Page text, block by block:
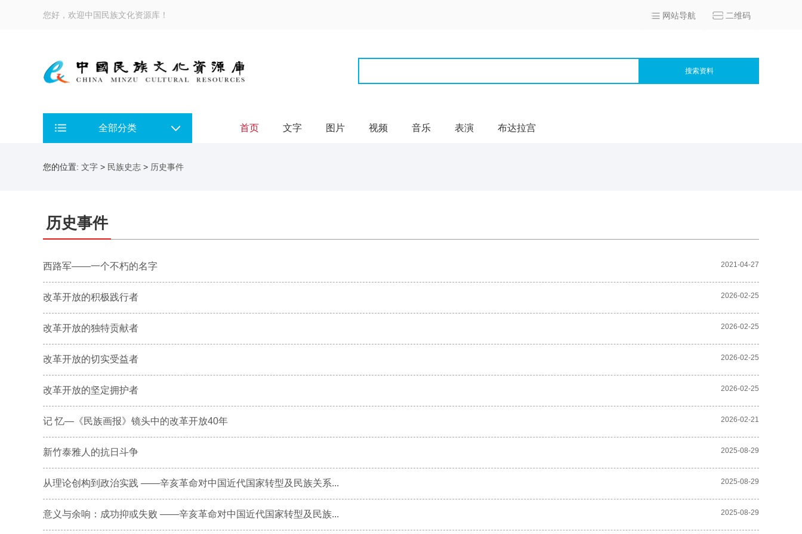
您好，欢迎中国民族文化资源库！ 网站导航 二维码
搜索资料
全部分类 首页 文字 图片 视频 音乐 表演 布达拉宫
您的位置: 文字 > 民族史志 > 历史事件
历史事件
西路军——一个不朽的名字 2021-04-27
改革开放的积极践行者 2026-02-25
改革开放的独特贡献者 2026-02-25
改革开放的切实受益者 2026-02-25
改革开放的坚定拥护者 2026-02-25
记 忆—《民族画报》镜头中的改革开放40年 2026-02-21
新竹泰雅人的抗日斗争 2025-08-29
从理论创构到政治实践 ——辛亥革命对中国近代国家转型及民族关系... 2025-08-29
意义与余响：成功抑或失败 ——辛亥革命对中国近代国家转型及民族... 2025-08-29